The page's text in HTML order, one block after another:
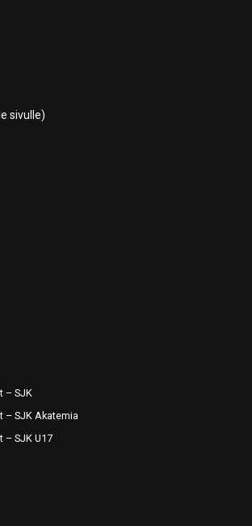
sivulle)
– SJK
– SJK Akatemia
– SJK U17